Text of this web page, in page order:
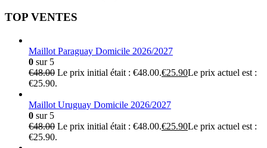
TOP VENTES
Maillot Paraguay Domicile 2026/2027
0 sur 5
€48.00 Le prix initial était : €48.00.€25.90Le prix actuel est :
€25.90.
Maillot Uruguay Domicile 2026/2027
0 sur 5
€48.00 Le prix initial était : €48.00.€25.90Le prix actuel est :
€25.90.